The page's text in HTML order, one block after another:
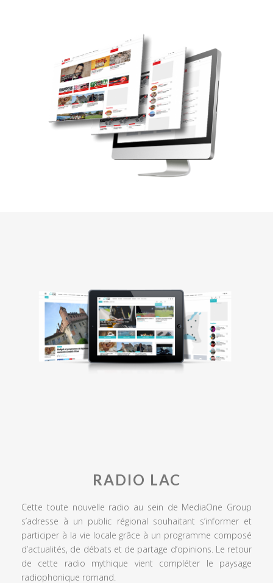
RADIO LAC
Cette toute nouvelle radio au sein de MediaOne Group
s’adresse à un public régional souhaitant s’informer et
participer à la vie locale grâce à un programme composé
d’actualités, de débats et de partage d’opinions. Le retour
de cette radio mythique vient compléter le paysage
radiophonique romand.